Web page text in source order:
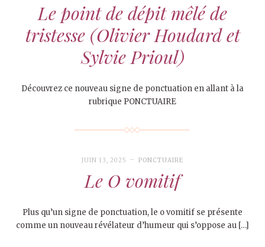
Le point de dépit mêlé de
tristesse (Olivier Houdard et
Sylvie Prioul)
Découvrez ce nouveau signe de ponctuation en allant à la
rubrique PONCTUAIRE
JUIN 13, 2025 PONCTUAIRE
Le O vomitif
Plus qu’un signe de ponctuation, le o vomitif se présente
comme un nouveau révélateur d’humeur qui s’oppose au […]